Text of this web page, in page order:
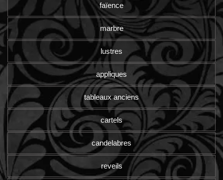
faïence
marbre
lustres
appliques
tableaux anciens
cartels
candelabres
reveils